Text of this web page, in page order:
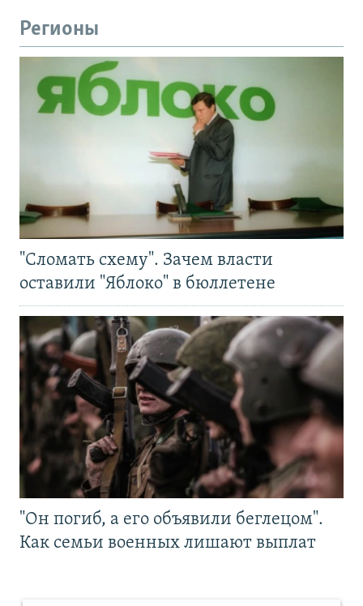
Регионы
"Сломать схему". Зачем власти
оставили "Яблоко" в бюллетене
"Он погиб, а его объявили беглецом".
Как семьи военных лишают выплат